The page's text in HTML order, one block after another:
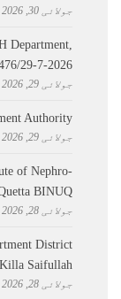
جولائی 30, 2026
Department,
29-7-2026
جولائی 29, 2026
Authority
جولائی 29, 2026
of Nephro-
BINUQ
جولائی 28, 2026
District
Killa Saifullah
جولائی 28, 2026